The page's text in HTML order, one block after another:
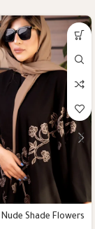
Nude Shade Flowers